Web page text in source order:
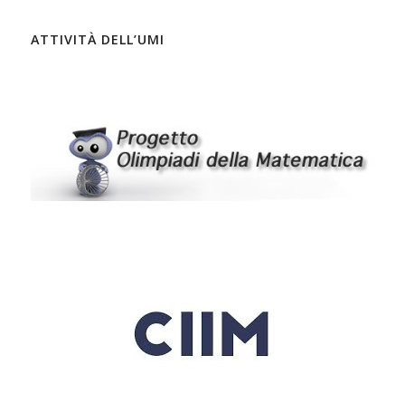
ATTIVITÀ DELL’UMI